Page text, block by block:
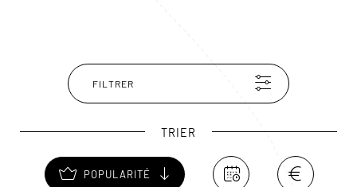
Aujourd'hui, émerge la ville nouvelle, portée par
l’inauguration en 2009 d’un Musée d'art contemporain,
le plus gros investissement culturel du pays.
FILTRER
TRIER
POPULARITÉ